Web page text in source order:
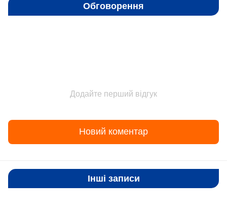
Обговорення
Додайте перший відгук
Новий коментар
Інші записи